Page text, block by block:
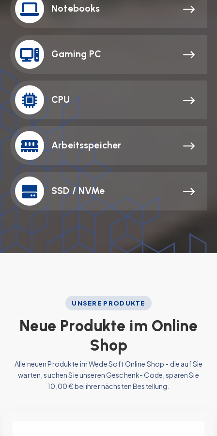
Notebooks
Gaming PC
CPU
Arbeitsspeicher
SSD / NVMe
UNSERE PRODUKTE
Neue Prod ukte im On ine
S hop
Alle neuen Produkte im Wede Soft Online Shop - die auf Sie
warten, suchen Sie unseren Geschenk- Code, sparen Sie
10,00 € bei ihrer nächsten Bestellung.